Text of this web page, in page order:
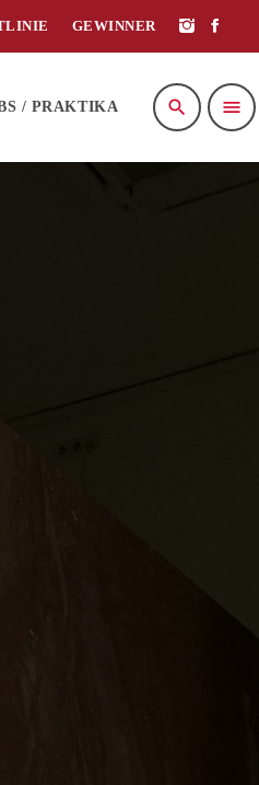
GEWINNER
/ PRAKTIKA search menu